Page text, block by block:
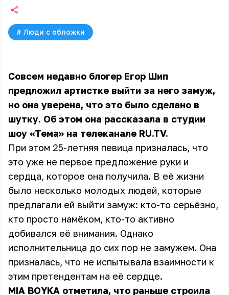
# Люди с обложки
Совсем недавно блогер Егор Шип
предложил артистке выйти за него замуж,
но она уверена, что это было сделано в
шутку. Об этом она рассказала в студии
шоу «Тема» на телеканале RU.TV.
При этом 25-летняя певица призналась, что
это уже не первое предложение руки и
сердца, которое она получила. В её жизни
было несколько молодых людей, которые
предлагали ей выйти замуж: кто-то серьёзно,
кто просто намёком, кто-то активно
добивался её внимания. Однако
исполнительница до сих пор не замужем. Она
призналась, что не испытывала взаимности к
этим претендентам на её сердце.
MIA BOYKA отметила, что раньше строила